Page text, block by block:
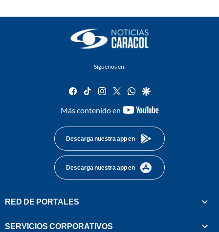
Síguenos en:
facebook
tiktok instagram
twitterwhatsapp
google
Más contenido en
youtube-
Descarga nuestra app en
Descarga nuestra app en
RED DE PORTALES
SERVICIOS CORPORATIVOS